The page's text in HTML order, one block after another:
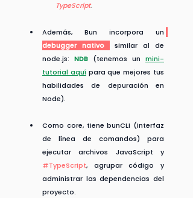
TypeScript.
debugger nativo
similar al de
node.js: NDB (tenemos un mini-
tutorial aquí para que mejores tus
habilidades de depuración en
Node).
Como core, tiene bunCLI (interfaz
de línea de comandos) para
#TypeScript, agrupar código y
administrar las dependencias del
proyecto.